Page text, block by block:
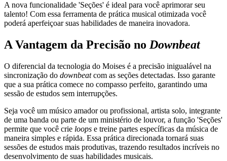
A nova funcionalidade 'Seções' é ideal para você aprimorar seu
talento! Com essa ferramenta de prática musical otimizada você
poderá aperfeiçoar suas habilidades de maneira inovadora.
A Vantagem da Precisão no Downbeat
O diferencial da tecnologia do Moises é a precisão inigualável na
sincronização do downbeatcom as seções detectadas. Isso garante
que a sua prática comece no compasso perfeito, garantindo uma
sessão de estudos sem interrupções.
Seja você um músico amador ou profissional, artista solo, integrante
de uma banda ou parte de um ministério de louvor, a função 'Seções'
permite que você crie loops e treine partes específicas da música de
maneira simples e rápida. Essa prática direcionada tornará suas
sessões de estudos mais produtivas, trazendo resultados incríveis no
desenvolvimento de suas habilidades musicais.